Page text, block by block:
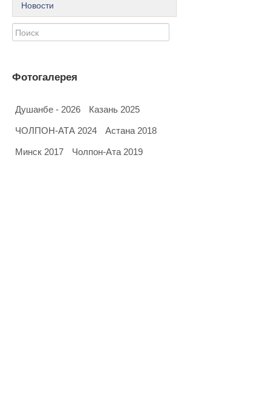
Новости
Фотогалерея
Душанбе - 2026 Казань 2025
ЧОЛПОН-АТА 2024 Астана 2018
Минск 2017 Чолпон-Ата 2019